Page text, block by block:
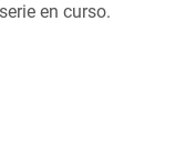
en curso.